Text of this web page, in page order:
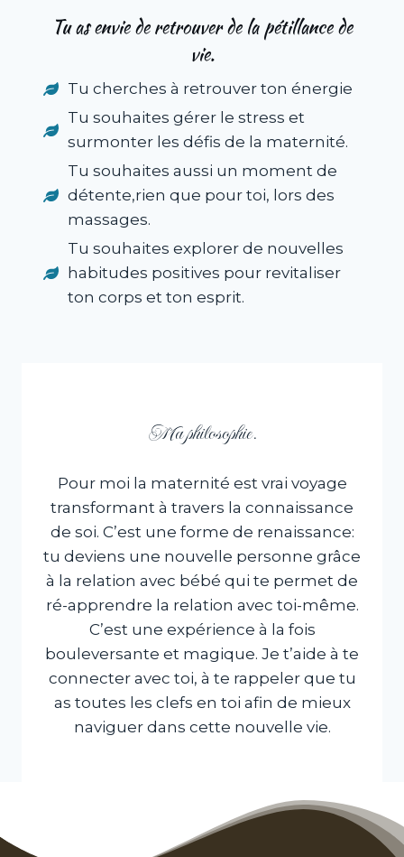
Tu as envie de retrouver de la pétillance de
vie.
Tu cherches à retrouver ton énergie
Tu souhaites gérer le stress et
surmonter les défis de la maternité.
Tu souhaites aussi un moment de
détente,rien que pour toi, lors des
massages.
Tu souhaites explorer de nouvelles
habitudes positives pour revitaliser
ton corps et ton esprit.
Ma philosophie.
Pour moi la maternité est vrai voyage
transformant à travers la connaissance
de soi. C’est une forme de renaissance:
tu deviens une nouvelle personne grâce
à la relation avec bébé qui te permet de
ré-apprendre la relation avec toi-même.
C’est une expérience à la fois
bouleversante et magique. Je t’aide à te
connecter avec toi, à te rappeler que tu
as toutes les clefs en toi afin de mieux
naviguer dans cette nouvelle vie.